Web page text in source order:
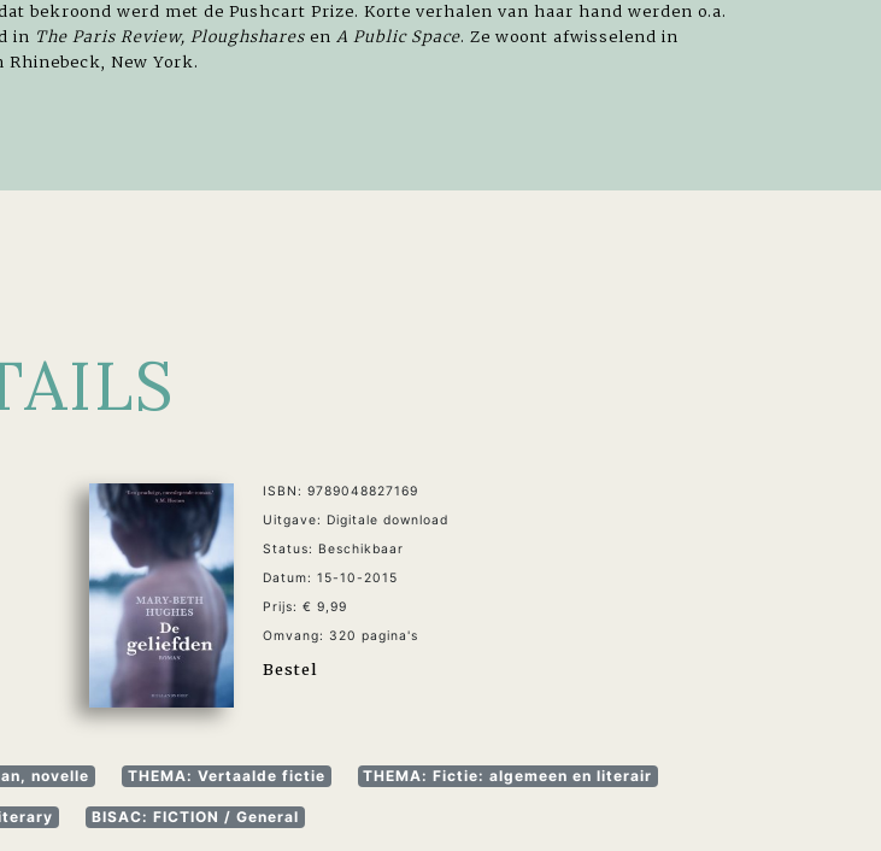
dat bekroond werd met de Pushcart Prize. Korte verhalen van haar hand werden o.a.
in The Paris Review, Ploughshares en A Public Space. Ze woont afwisselend in
Rhinebeck, New York.
ISBN: 9789048827169
Uitgave: Digitale download
Status: Beschikbaar
Datum: 15-10-2015
Prijs: € 9,99
Omvang: 320 pagina's
Bestel
novelle THEMA: Vertaalde fictie THEMA: Fictie: algemeen en literair
BISAC: FICTION / General